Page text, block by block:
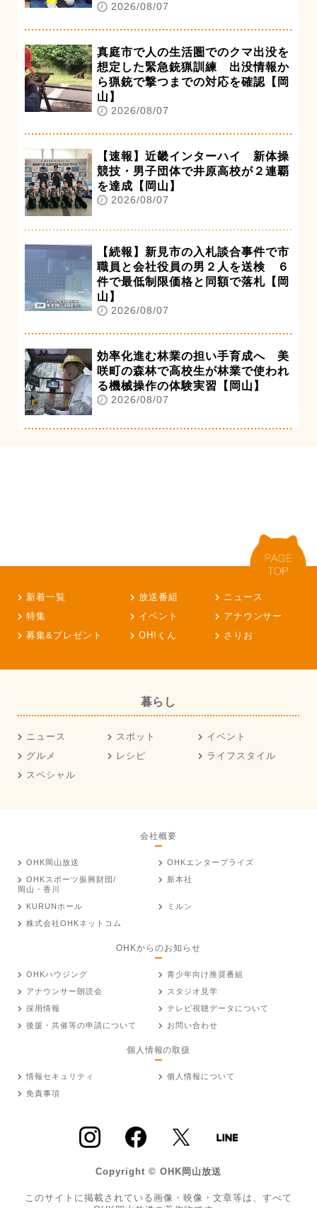
2026/08/07
真庭市で人の生活圏でのクマ出没を
想定した緊急銃猟訓練 出没情報か
ら猟銃で撃つまでの対応を確認【岡
山】
2026/08/07
【速報】近畿インターハイ 新体操
競技・男子団体で井原高校が２連覇
を達成【岡山】
2026/08/07
【続報】新見市の入札談合事件で市
職員と会社役員の男２人を送検 ６
件で最低制限価格と同額で落札【岡
山】
2026/08/07
効率化進む林業の担い手育成へ 美
咲町の森林で高校生が林業で使われ
る機械操作の体験実習【岡山】
2026/08/07
新着一覧 放送番組
ニュース
特集
イベント
アナウンサー
募集&プレゼント
OH!くん さりお
暮らし
ニュース スポット
イベント
グルメ
レシピ
ライフスタイル
スペシャル
会社概要
OHK岡山放送
OHKエンタープライズ
OHKスポーツ振興財団/
岡山・香川
新本社
KURUNホール
ミルン
株式会社OHKネットコム
OHKからのお知らせ
OHKハウジング
青少年向け推奨番組
アナウンサー朗読会
スタジオ見学
採用情報
テレビ視聴データについて
後援・共催等の申請について
お問い合わせ
個人情報の取扱
情報セキュリティ
個人情報について
免責事項
Copyright © OHK岡山放送
このサイトに掲載されている画像・映像・文章等は、すべて